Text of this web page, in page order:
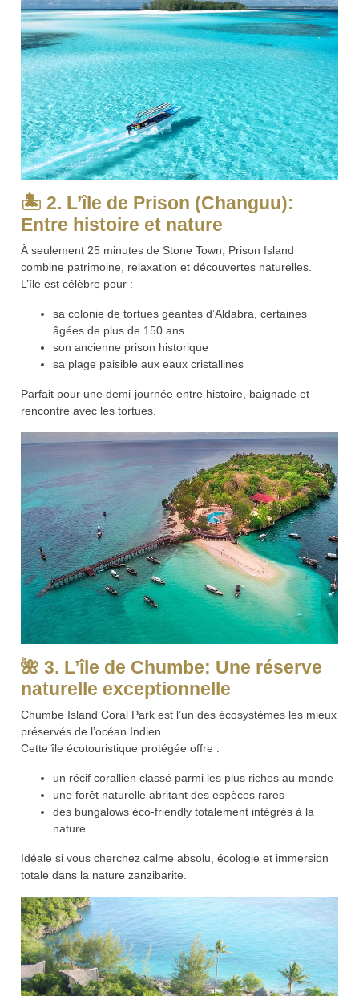
🏝️ 2. L’île de Prison (Changuu):
Entre histoire et nature
À seulement 25 minutes de Stone Town, Prison Island
combine patrimoine, relaxation et découvertes naturelles.
L’île est célèbre pour :
sa colonie de tortues géantes d’Aldabra, certaines
âgées de plus de 150 ans
son ancienne prison historique
sa plage paisible aux eaux cristallines
Parfait pour une demi-journée entre histoire, baignade et
rencontre avec les tortues.
🌺 3. L’île de Chumbe: Une réserve
naturelle exceptionnelle
Chumbe Island Coral Park est l’un des écosystèmes les mieux
préservés de l’océan Indien.
Cette île écotouristique protégée offre :
un récif corallien classé parmi les plus riches au monde
une forêt naturelle abritant des espèces rares
des bungalows éco-friendly totalement intégrés à la
nature
Idéale si vous cherchez calme absolu, écologie et immersion
totale dans la nature zanzibarite.